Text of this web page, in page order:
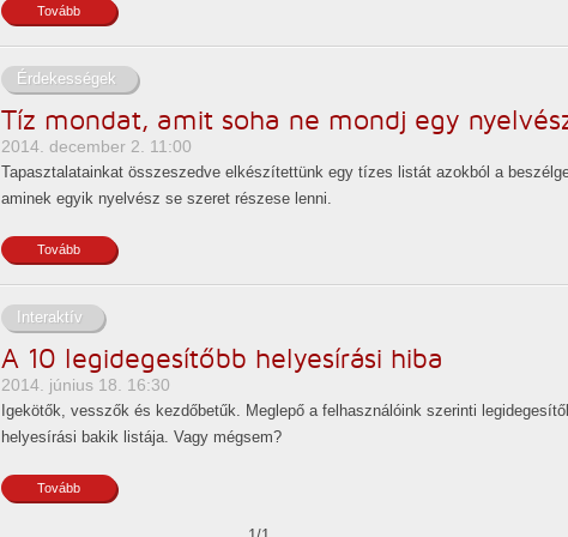
Tovább
Érdekességek
Tíz mondat, amit soha ne mondj egy
2014. december 2. 11:00
Tapasztalatainkat összeszedve elkészítettünk egy tízes listát azokból a
aminek egyik nyelvész se szeret részese lenni.
Tovább
Interaktív
A 10 legidegesítőbb helyesírási hiba
2014. június 18. 16:30
Igekötők, vesszők és kezdőbetűk. Meglepő a felhasználóink szerinti
helyesírási bakik listája. Vagy mégsem?
Tovább